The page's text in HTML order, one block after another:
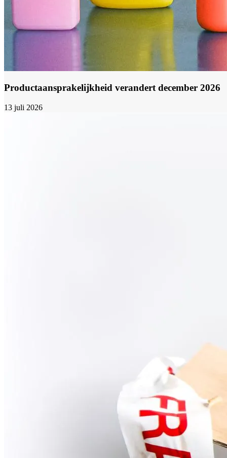
Productaansprakelijkheid verandert december 2026
13 juli 2026